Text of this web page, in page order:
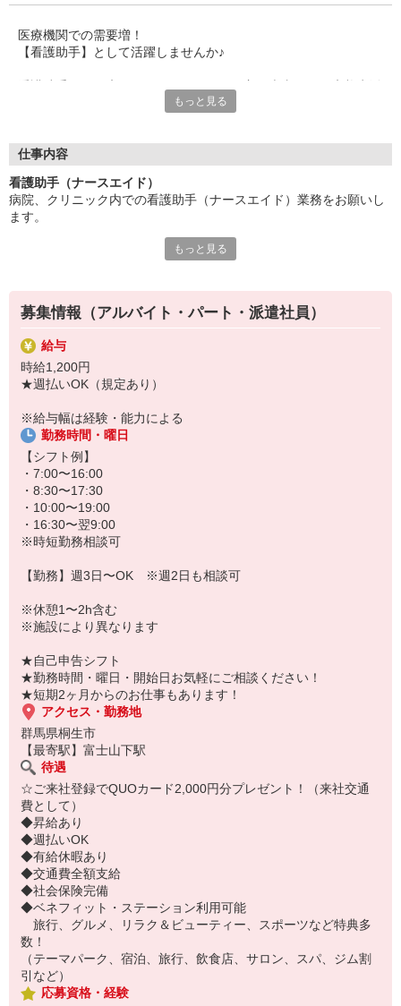
医療機関での需要増！
【看護助手】として活躍しませんか♪
看護助手がしっかりサポートすることで・・・
⇒看護師は専門業務に専念できるように！
⇒結果として、患者さんへのより手厚いケアを実現できるんで
「誰かの役に立ちたい」「人の笑顔を見るのが好き」
そんな方はぜひ！あなたの仲間入りをお待ちしています。
もっと見る
仕事内容
看護助手（ナースエイド）
病院、クリニック内での看護助手（ナースエイド）業務をお願いし
ます。
・医療器具の洗浄や消毒
・シーツ交換やベッドメイキング
・伝票や診療材料等の補充、整理
・診療補助
・メッセンジャー業務
など
★無資格・未経験OK！未経験から医療業界デビューできちゃいます
★病院、クリニック内は冷暖房完備！いつでも快適にお仕事できま
すよ！
あなたのスキルに合わせて少しずつお仕事をお願いしていきます。
20代・30代・40代・50代・60代、
中！
「近くの病院で働きたい」
「資格はないけど医療業界のお仕事に興味がある」
「すぐに働けるところはないかな…」
そんな方もぜひ！お気軽にご連絡ください♪
もっと見る
募集情報（アルバイト・パート・派遣社員）
給与
時給1,200円
★週払いOK（規定あり）
※給与幅は経験・能力による
勤務時間・曜日
【シフト例】
・7:00〜16:00
・8:30〜17:30
・10:00〜19:00
・16:30〜翌9:00
※時短勤務相談可
【勤務】週3日〜OK ※週2日も相談可
※休憩1〜2h含む
※施設により異なります
★自己申告シフト
★勤務時間・曜日・開始日お気軽にご相談ください！
★短期2ヶ月からのお仕事もあります！
アクセス・勤務地
群馬県桐生市
【最寄駅】富士山下駅
待遇
☆ご来社登録でQUOカード2,000円分プレゼント！（来社交通
費として）
◆昇給あり
◆週払いOK
◆有給休暇あり
◆交通費全額支給
◆社会保険完備
◆ベネフィット・ステーション利用可能
旅行、グルメ、リラク＆ビューティー、スポーツなど特典多
数！
（テーマパーク、宿泊、旅行、飲食店、サロン、スパ、ジム割
引など）
応募資格・経験